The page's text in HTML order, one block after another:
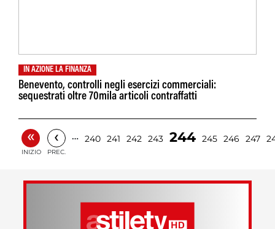
IN AZIONE LA FINANZA
Benevento, controlli negli esercizi commerciali:
sequestrati oltre 70mila articoli contraffatti
«
INIZIO
‹
PREC.
… 240 241 242 243 244 245 246 247